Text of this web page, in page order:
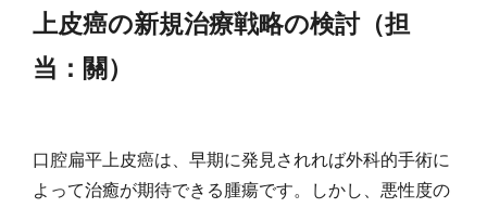
上皮癌の新規治療戦略の検討（担
当：關）
口腔扁平上皮癌は、早期に発見されれば外科的手術に
よって治癒が期待できる腫瘍です。しかし、悪性度の